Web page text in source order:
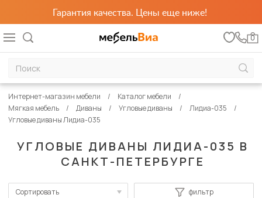
Гарантия качества. Цены еще ниже!
0
УГЛОВЫЕ ДИВАНЫ ЛИДИА-035 В
САНКТ-ПЕТЕРБУРГЕ
Интернет-магазин мебели
Каталог мебели
Мягкая мебель
Диваны Угловые диваны
Лидиа-035
Угловые диваны Лидиа-035
Сортировать
фильтр